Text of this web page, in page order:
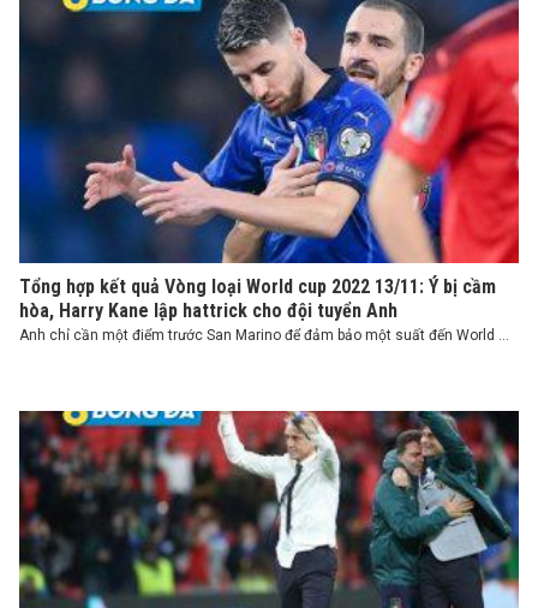
Tổng hợp kết quả Vòng loại World cup 2022 13/11: Ý bị cầm
hòa, Harry Kane lập hattrick cho đội tuyển Anh
Anh chỉ cần một điểm trước San Marino để đảm bảo một suất đến World ...